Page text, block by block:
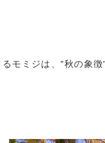
モミジは、”秋の象